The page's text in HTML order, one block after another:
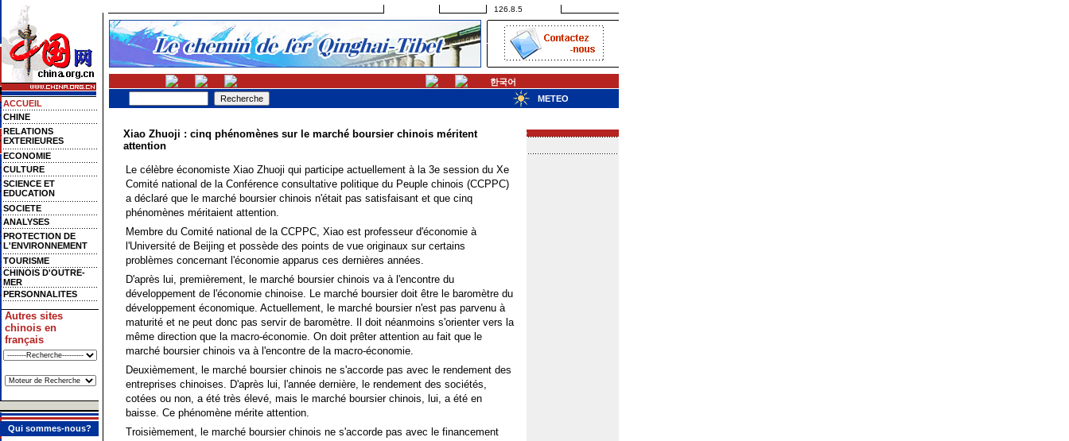
126.8.5
ACCUEIL
CHINE
RELATIONS
EXTERIEURES
ECONOMIE
CULTURE
SCIENCE ET
EDUCATION
SOCIETE
ANALYSES
PROTECTION DE
L'ENVIRONNEMENT
TOURISME
CHINOIS D'OUTRE-
MER
PERSONNALITES
Autres sites
chinois en
français
Qui sommes-nous?
한국어
METEO
Xiao Zhuoji : cinq phénomènes sur le marché boursier chinois méritent
attention
Le célèbre économiste Xiao Zhuoji qui participe actuellement à la 3e session du Xe
Comité national de la Conférence consultative politique du Peuple chinois (CCPPC)
a déclaré que le marché boursier chinois n'était pas satisfaisant et que cinq
phénomènes méritaient attention.
Membre du Comité national de la CCPPC, Xiao est professeur d'économie à
l'Université de Beijing et possède des points de vue originaux sur certains
problèmes concernant l'économie apparus ces dernières années.
D'après lui, premièrement, le marché boursier chinois va à l'encontre du
développement de l'économie chinoise. Le marché boursier doit être le baromètre du
développement économique. Actuellement, le marché boursier n'est pas parvenu à
maturité et ne peut donc pas servir de baromètre. Il doit néanmoins s'orienter vers la
même direction que la macro-économie. On doit prêter attention au fait que le
marché boursier chinois va à l'encontre de la macro-économie.
Deuxièmement, le marché boursier chinois ne s'accorde pas avec le rendement des
entreprises chinoises. D'après lui, l'année dernière, le rendement des sociétés,
cotées ou non, a été très élevé, mais le marché boursier chinois, lui, a été en
baisse. Ce phénomène mérite attention.
Troisièmement, le marché boursier chinois ne s'accorde pas avec le financement